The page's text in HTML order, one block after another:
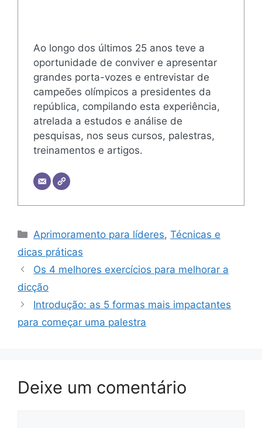
Ao longo dos últimos 25 anos teve a
oportunidade de conviver e apresentar
grandes porta-vozes e entrevistar de
campeões olímpicos a presidentes da
república, compilando esta experiência,
atrelada a estudos e análise de
pesquisas, nos seus cursos, palestras,
treinamentos e artigos.
Categorias
Aprimoramento para líderes,Técnicas e
dicas práticas
Os 4 melhores exercícios para melhorar a
dicção
Introdução: as 5 formas mais impactantes
para começar uma palestra
Deixe um comentário